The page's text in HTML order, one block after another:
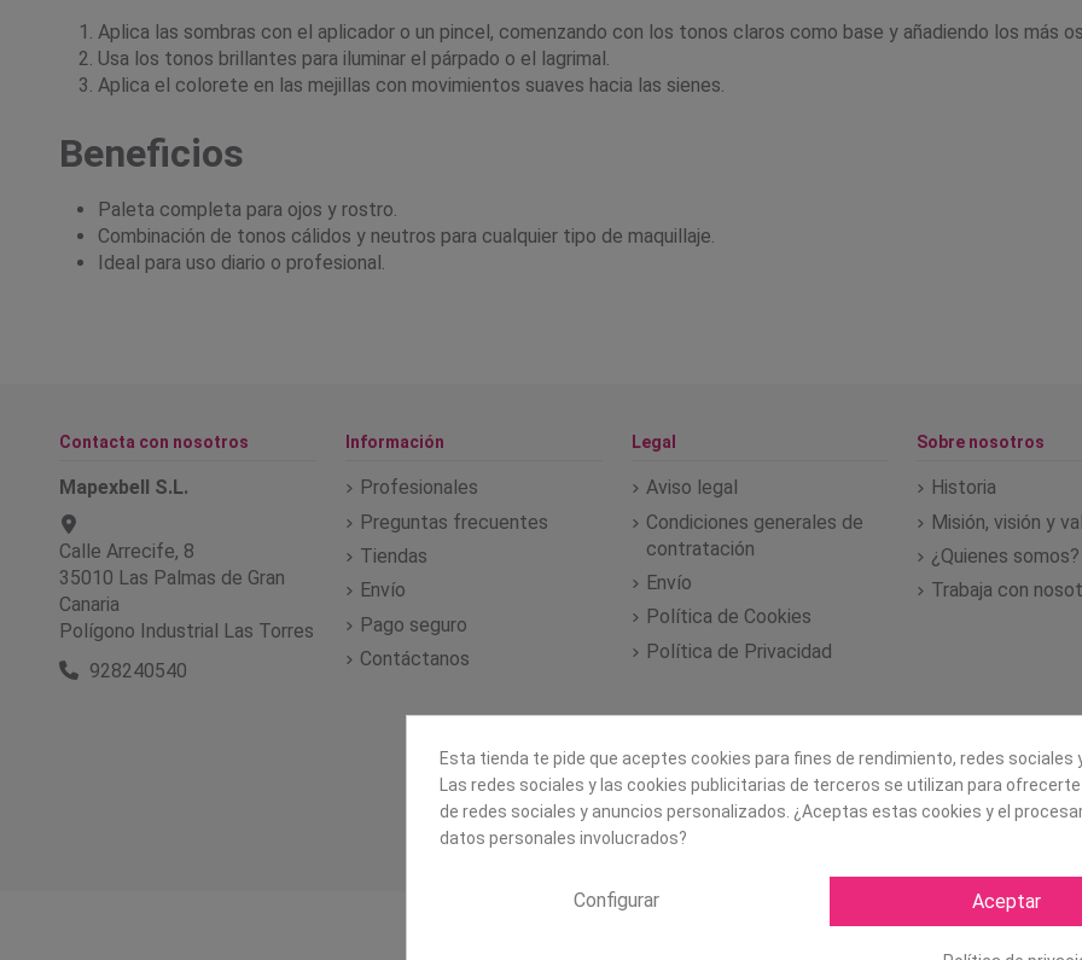
Aplica las sombras con el aplicador o un pincel, comenzando con los tonos claros como base y añadiendo los más
Usa los tonos brillantes para iluminar el párpado o el lagrimal.
Aplica el colorete en las mejillas con movimientos suaves hacia las sienes.
Beneficios
Paleta completa para ojos y rostro.
Combinación de tonos cálidos y neutros para cualquier tipo de maquillaje.
Ideal para uso diario o profesional.
Contacta con nosotros
Mapexbell S.L.
Calle Arrecife, 8
35010 Las Palmas de Gran
Canaria
Polígono Industrial Las Torres
928240540
Información
Profesionales
Preguntas frecuentes
Tiendas
Envío
Pago seguro
Contáctanos
Legal
Aviso legal
Condiciones generales de
contratación
Envío
Política de Cookies
Política de Privacidad
Sobre nosotros
Historia
Misión, visión y
¿Quienes somos?
Trabaja con
2026 Mapexbell
Esta tienda te pide que aceptes cookies para fines de rendimiento, redes sociales
Las redes sociales y las cookies publicitarias de terceros se utilizan para
de redes sociales y anuncios personalizados. ¿Aceptas estas cookies y el
datos personales involucrados?
Configurar Aceptar